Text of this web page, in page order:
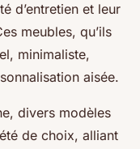
d’entretien et leur
meubles, qu’ils
minimaliste,
aisée.
divers modèles
de choix, alliant